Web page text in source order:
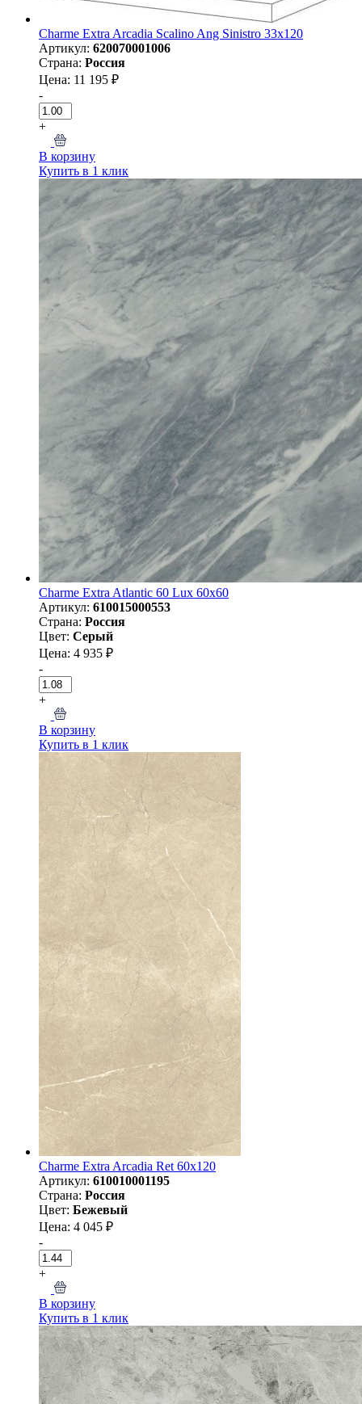
Charme Extra Arcadia Scalino Ang Sinistro 33х120
Артикул: 620070001006
Страна: Россия
Цена: 11 195 ₽
-
+
В корзину
Купить в 1 клик
Charme Extra Atlantic 60 Lux 60x60
Артикул: 610015000553
Страна: Россия
Цвет: Серый
Цена: 4 935 ₽
-
+
В корзину
Купить в 1 клик
Charme Extra Arcadia Ret 60х120
Артикул: 610010001195
Страна: Россия
Цвет: Бежевый
Цена: 4 045 ₽
-
+
В корзину
Купить в 1 клик